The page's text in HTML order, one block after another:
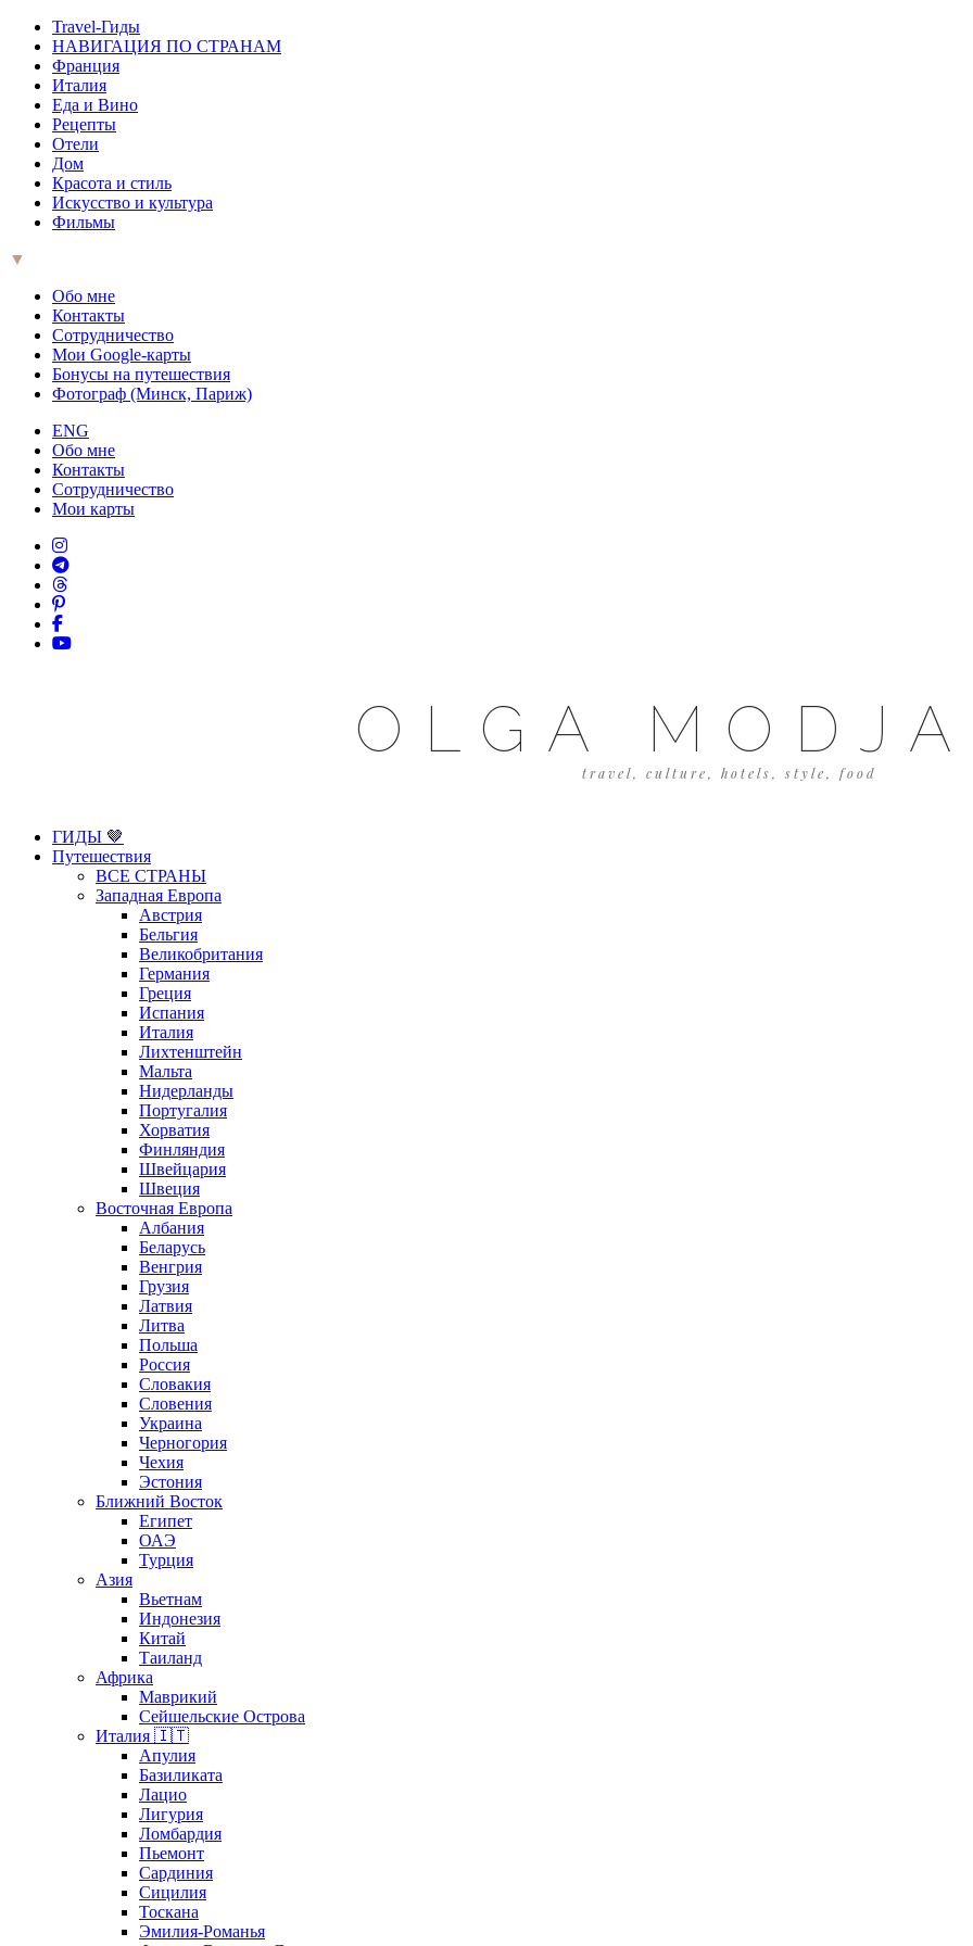
Travel-Гиды
НАВИГАЦИЯ ПО СТРАНАМ
Франция
Италия
Еда и Вино
Рецепты
Отели
Дом
Красота и стиль
Искусство и культура
Фильмы
▼
Обо мне
Контакты
Сотрудничество
Мои Google-карты
Бонусы на путешествия
Фотограф (Минск, Париж)
ENG
Обо мне
Контакты
Сотрудничество
Мои карты
OLGA
travel, culture, hotels, style, food
ГИДЫ 🤎
Путешествия
ВСЕ СТРАНЫ
Западная Европа
Австрия
Бельгия
Великобритания
Германия
Греция
Испания
Италия
Лихтенштейн
Мальта
Нидерланды
Португалия
Хорватия
Финляндия
Швейцария
Швеция
Восточная Европа
Албания
Беларусь
Венгрия
Грузия
Латвия
Литва
Польша
Россия
Словакия
Словения
Украина
Черногория
Чехия
Эстония
Ближний Восток
Египет
ОАЭ
Турция
Азия
Вьетнам
Индонезия
Китай
Таиланд
Африка
Маврикий
Сейшельские Острова
Италия 🇮🇹
Апулия
Базиликата
Лацио
Лигурия
Ломбардия
Пьемонт
Сардиния
Сицилия
Тоскана
Эмилия-Романья